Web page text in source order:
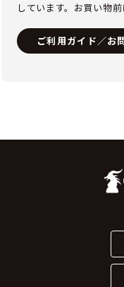
しています。お買い物前
ご利用ガイド／お